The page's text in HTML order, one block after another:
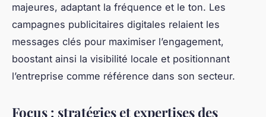
majeures, adaptant la fréquence et le ton. Les
campagnes publicitaires digitales relaient les
messages clés pour maximiser l’engagement,
boostant ainsi la visibilité locale et positionnant
l’entreprise comme référence dans son secteur.
Focus : stratégies et expertises des